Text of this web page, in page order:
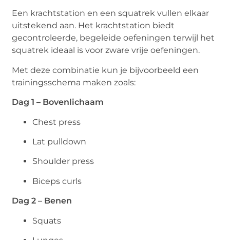
Een krachtstation en een squatrek vullen elkaar
uitstekend aan. Het krachtstation biedt
gecontroleerde, begeleide oefeningen terwijl het
squatrek ideaal is voor zware vrije oefeningen.
Met deze combinatie kun je bijvoorbeeld een
trainingsschema maken zoals:
Dag 1 – Bovenlichaam
Chest press
Lat pulldown
Shoulder press
Biceps curls
Dag 2 – Benen
Squats